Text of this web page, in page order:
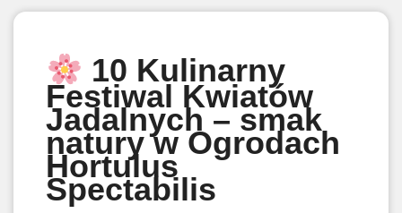
10 Kulinarny
Festiwal Kwiatów
Jadalnych – smak
natury w Ogrodach
Hortulus
Spectabilis